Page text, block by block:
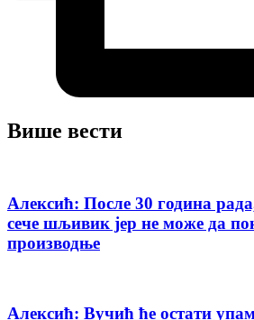
Више вести
Алексић: После 30 година
сече шљивик јер не може да
производњe
Алексић: Вучић ће остати